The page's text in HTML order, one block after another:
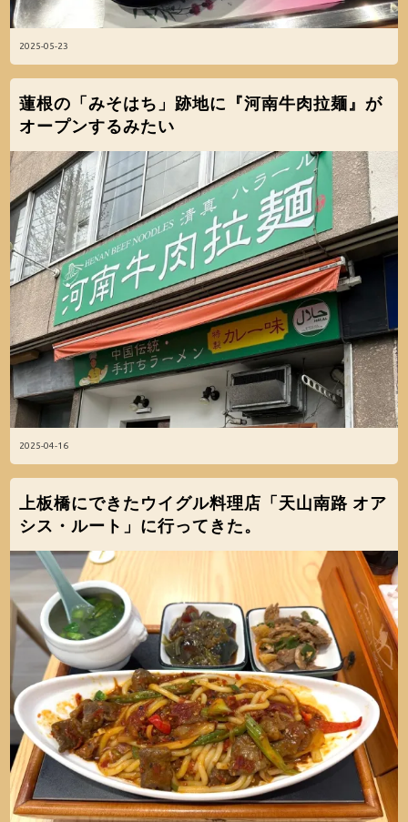
2025-05-23
2025-04-16
蓮根の「みそはち」跡地に『河南牛肉拉麺』が
オープンするみたい
上板橋にできたウイグル料理店「天山南路 オア
シス・ルート」に行ってきた。